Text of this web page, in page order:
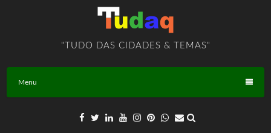
"TUDO DAS CIDADES & TEMAS"
Menu